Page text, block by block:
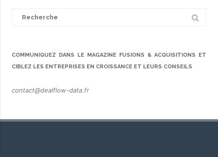
COMMUNIQUEZ DANS LE MAGAZINE FUSIONS & ACQUISITIONS ET
CIBLEZ LES ENTREPRISES EN CROISSANCE ET LEURS CONSEILS
contact@dealflow-data.fr